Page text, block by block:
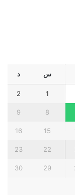
س د
1
2
8
9
15
16
22
23
29
30